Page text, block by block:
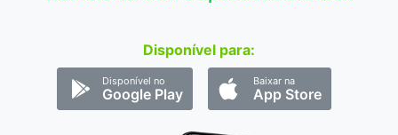
Disponível para:
Disponível no
Google Play
Baixar na
App Store